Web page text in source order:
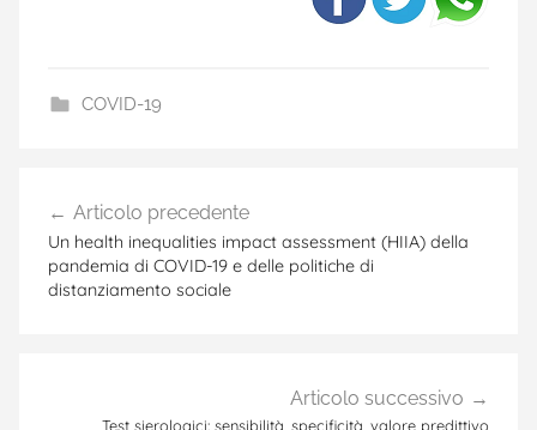
COVID-19
a
,
articoli
Articolo precedente
Un health inequalities impact assessment (HIIA) della
pandemia di COVID-19 e delle politiche di
distanziamento sociale
Articolo successivo
Test sierologici: sensibilità, specificità, valore predittivo